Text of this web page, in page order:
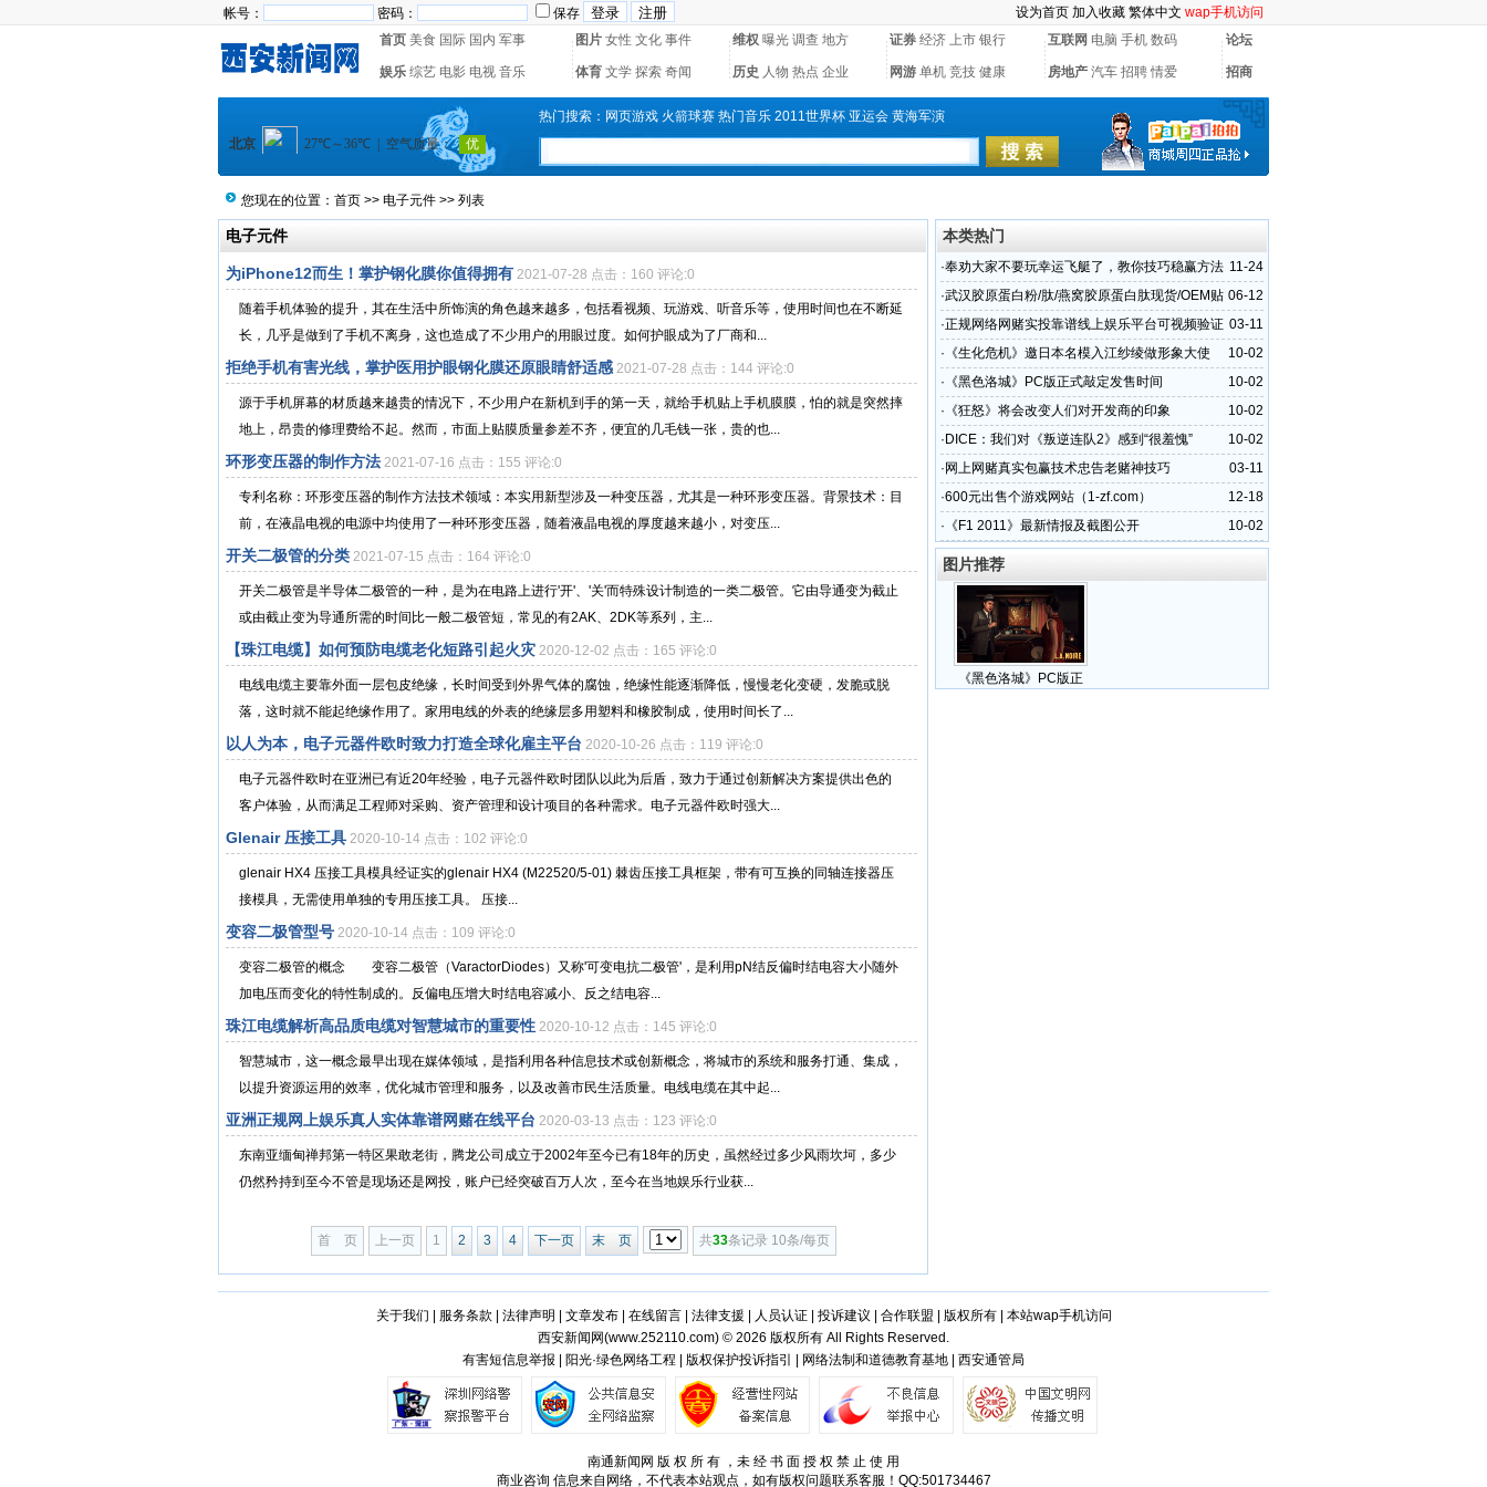
帐号： 密码： 保存 设为首页 加入收藏 繁体中文 wap手机访问
首页 美食 国际 国内 军事 图片 女性 文化 事件 维权 曝光 调查 地方 证券 经济 上市 银行 互联网 电脑 手机 数码 论坛
娱乐 综艺 电影 电视 音乐 体育 文学 探索 奇闻 历史 人物 热点 企业 网游 单机 竞技 健康 房地产 汽车 招聘 情爱 招商
热门搜索： 网页游戏 火箭球赛 热门音乐 2011世界杯 亚运会 黄海军演
您现在的位置： 首页 >> 电子元件 >> 列表
电子元件
为iPhone12而生！掌护钢化膜你值得拥有 2021-07-28 点击：160 评论:0
随着手机体验的提升，其在生活中所饰演的角色越来越多，包括看视频、玩游戏、听音乐等，使用时间也在不断延
长，几乎是做到了手机不离身，这也造成了不少用户的用眼过度。如何护眼成为了厂商和...
拒绝手机有害光线，掌护医用护眼钢化膜还原眼睛舒适感 2021-07-28 点击：144 评论:0
源于手机屏幕的材质越来越贵的情况下，不少用户在新机到手的第一天，就给手机贴上手机膜膜，怕的就是突然摔
地上，昂贵的修理费给不起。然而，市面上贴膜质量参差不齐，便宜的几毛钱一张，贵的也...
环形变压器的制作方法 2021-07-16 点击：155 评论:0
专利名称：环形变压器的制作方法技术领域：本实用新型涉及一种变压器，尤其是一种环形变压器。背景技术：目
前，在液晶电视的电源中均使用了一种环形变压器，随着液晶电视的厚度越来越小，对变压...
开关二极管的分类 2021-07-15 点击：164 评论:0
开关二极管是半导体二极管的一种，是为在电路上进行'开'、'关'而特殊设计制造的一类二极管。它由导通变为截止
或由截止变为导通所需的时间比一般二极管短，常见的有2AK、2DK等系列，主...
【珠江电缆】如何预防电缆老化短路引起火灾 2020-12-02 点击：165 评论:0
电线电缆主要靠外面一层包皮绝缘，长时间受到外界气体的腐蚀，绝缘性能逐渐降低，慢慢老化变硬，发脆或脱
落，这时就不能起绝缘作用了。家用电线的外表的绝缘层多用塑料和橡胶制成，使用时间长了...
以人为本，电子元器件欧时致力打造全球化雇主平台 2020-10-26 点击：119 评论:0
电子元器件欧时在亚洲已有近20年经验，电子元器件欧时团队以此为后盾，致力于通过创新解决方案提供出色的
客户体验，从而满足工程师对采购、资产管理和设计项目的各种需求。电子元器件欧时强大...
Glenair 压接工具 2020-10-14 点击：102 评论:0
glenair HX4 压接工具模具经证实的glenair HX4 (M22520/5-01) 棘齿压接工具框架，带有可互换的同轴连接器压
接模具，无需使用单独的专用压接工具。 压接...
变容二极管型号 2020-10-14 点击：109 评论:0
变容二极管的概念 变容二极管（VaractorDiodes）又称'可变电抗二极管'，是利用pN结反偏时结电容大小随外
加电压而变化的特性制成的。反偏电压增大时结电容减小、反之结电容...
珠江电缆解析高品质电缆对智慧城市的重要性 2020-10-12 点击：145 评论:0
智慧城市，这一概念最早出现在媒体领域，是指利用各种信息技术或创新概念，将城市的系统和服务打通、集成，
以提升资源运用的效率，优化城市管理和服务，以及改善市民生活质量。电线电缆在其中起...
亚洲正规网上娱乐真人实体靠谱网赌在线平台 2020-03-13 点击：123 评论:0
东南亚缅甸禅邦第一特区果敢老街，腾龙公司成立于2002年至今已有18年的历史，虽然经过多少风雨坎坷，多少
仍然矜持到至今不管是现场还是网投，账户已经突破百万人次，至今在当地娱乐行业获...
首 页 上一页 1 2 3 4 下一页 末 页 共33条记录 10条/每页
本类热门
11-24
·奉劝大家不要玩幸运飞艇了，教你技巧稳赢方法
06-12
·武汉胶原蛋白粉/肽/燕窝胶原蛋白肽现货/OEM贴
牌代加首选华源晨泰
03-11
·正规网络网赌实投靠谱线上娱乐平台可视频验证
实体现场
10-02
· 《生化危机》邀日本名模入江纱绫做形象大使
10-02
· 《黑色洛城》PC版正式敲定发售时间
10-02
· 《狂怒》将会改变人们对开发商的印象
10-02
· DICE：我们对《叛逆连队2》感到“很羞愧”
03-11
· 网上网赌真实包赢技术忠告老赌神技巧
12-18
·600元出售个游戏网站（1-zf.com）
10-02
· 《F1 2011》最新情报及截图公开
图片推荐
《黑色洛城》PC版正
关于我们 服务条款 法律声明 文章发布| 在线留言| 法律支援 人员认证| 投诉建议 合作联盟 版权所有| 本站wap手机访问
西安新闻网(www.252110.com) © 2026 版权所有 All Rights Reserved.
有害短信息举报 | 阳光·绿色网络工程 | 版权保护投诉指引 | 网络法制和道德教育基地 | 西安通管局
南通新闻网 版 权 所 有 ，未 经 书 面 授 权 禁 止 使 用
商业咨询 信息来自网络，不代表本站观点，如有版权问题联系客服！QQ:501734467